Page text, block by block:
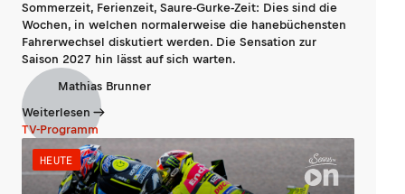
Sommerzeit, Ferienzeit, Saure-Gurke-Zeit: Dies sind die
Wochen, in welchen normalerweise die hanebüchensten
Fahrerwechsel diskutiert werden. Die Sensation zur
Saison 2027 hin lässt auf sich warten.
Mathias Brunner
Weiterlesen
TV-Programm
HEUTE